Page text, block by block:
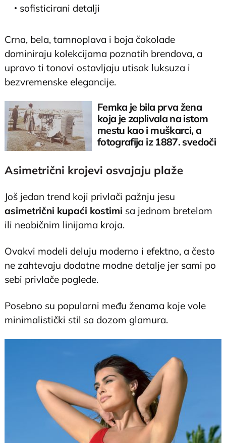
sofisticirani detalji
Crna, bela, tamnoplava i boja čokolade
dominiraju kolekcijama poznatih brendova, a
upravo ti tonovi ostavljaju utisak luksuza i
bezvremenske elegancije.
Femka je bila prva žena
koja je zaplivala na istom
mestu kao i muškarci, a
fotografija iz 1887. svedoči
Asimetrični krojevi osvajaju plaže
Još jedan trend koji privlači pažnju jesu
asimetrični kupaći kostimi sa jednom bretelom
ili neobičnim linijama kroja.
Ovakvi modeli deluju moderno i efektno, a često
ne zahtevaju dodatne modne detalje jer sami po
sebi privlače poglede.
Posebno su popularni među ženama koje vole
minimalistički stil sa dozom glamura.